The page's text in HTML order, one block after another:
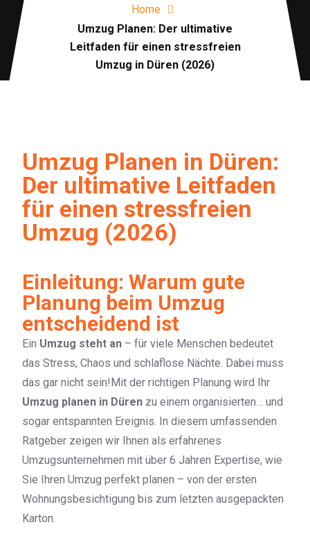
Home
Umzug Planen: Der ultimative
Leitfaden für einen stressfreien
Umzug in Düren (2026)
Umzug Planen in Düren:
Der ultimative Leitfaden
für einen stressfreien
Umzug (2026)
Einleitung: Warum gute
Planung beim Umzug
entscheidend ist
Ein Umzug steht an – für viele Menschen bedeutet
das Stress, Chaos und schlaflose Nächte. Dabei muss
das gar nicht sein!Mit der richtigen Planung wird Ihr
Umzug planen in Düren zu einem organisierten… und
sogar entspannten Ereignis. In diesem umfassenden
Ratgeber zeigen wir Ihnen als erfahrenes
Umzugsunternehmen mit über 6 Jahren Expertise, wie
Sie Ihren Umzug perfekt planen – von der ersten
Wohnungsbesichtigung bis zum letzten ausgepackten
Karton.